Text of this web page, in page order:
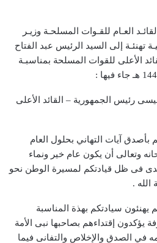
العـام للقـوات المسلحـة وزيـر
تهنئـة إلى السيد الرئيس عبد الفتاح
الأعلى للقوات المسلحة بمناسبـة
رئيس الجمهورية – القائد الأعلى
آيات التهاني بحلول العام
وتعالى أن يكون عام خير ونماء
فى ظل قيادتكم لمسيرة الوطن نحو
.
سيادتكم بهذة المناسبة
يؤكدون إقتداءهم بصاحبها نبى الأمة
في الصدق والإخلاص والتفانى فيما